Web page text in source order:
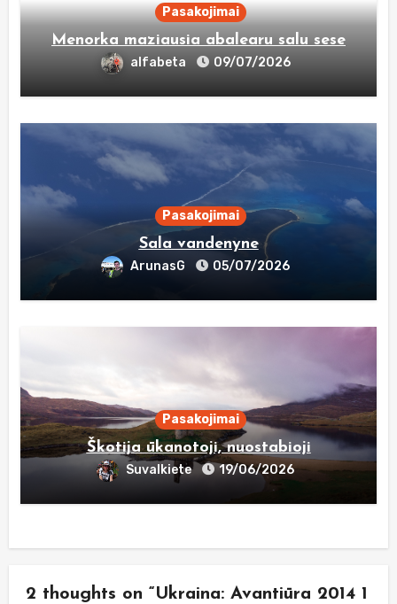
Pasakojimai
Menorka maziausia abalearu salu sese
alfabeta 09/07/2026
Pasakojimai
Sala vandenyne
ArunasG 05/07/2026
Pasakojimai
Škotija ūkanotoji, nuostabioji
Suvalkiete 19/06/2026
2 thoughts on “Ukraina: Avantiūra 2014 1